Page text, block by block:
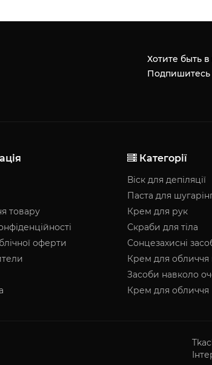
Хотите быть
Подпишитесь
товару
оферти
Категорії
Віск для депіляції
Паста для
Крем для рук
Скраби для тіла
Сонцезахисні
Крем для обличчя
Засоби навколо
Крем для обличчя